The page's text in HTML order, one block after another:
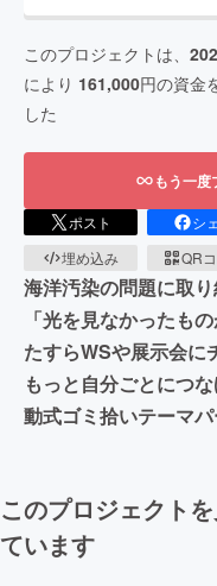
このプロジェクトは、
により 161,000円の資金
した
もう一
ポスト シ
埋め込み
QR
海洋汚染の問題に取
「光を見なかったも
たすらWSや展示会に
もっと自分ごとにつ
動式ゴミ拾いテーマ
このプロジェクト
ています